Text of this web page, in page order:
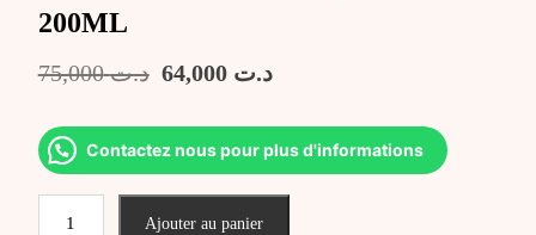
200ML
د.ت75,000
Le
était :
د.ت 75,000.
د.ت 64,000
est :
Contactez nous pour plus d'informations
Ajouter au panier